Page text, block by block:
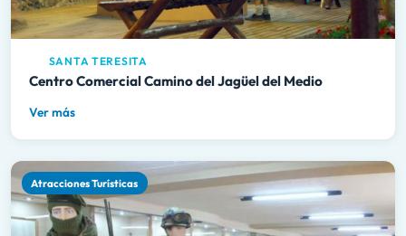
SANTA TERESITA
Centro Comercial Camino del Jagüel del Medio
Ver más
Atracciones Turísticas